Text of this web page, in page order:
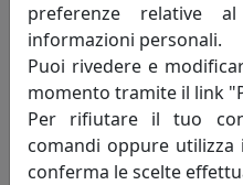
PORTAFOTO NASTRO IN
preferenze relative
informazioni personali.
Puoi rivedere e
momento tramite il link
Per rifiutare il tuo
comandi oppure utilizza
conferma le scelte